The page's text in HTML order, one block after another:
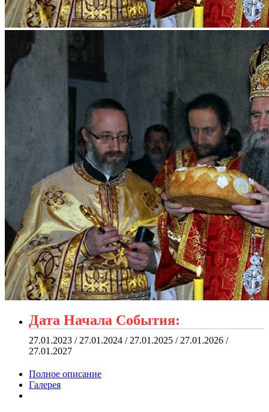
Дата Начала События:
27.01.2023 / 27.01.2024 / 27.01.2025 / 27.01.2026 /
27.01.2027
Полное описание
Галерея